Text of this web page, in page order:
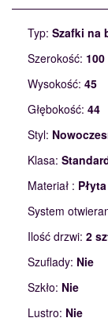
Typ: Szafki na
Szerokość: 100
Wysokość: 45
Głębokość: 44
Styl:
Klasa:
Materiał :
System
Ilość drzwi: 2
Szuflady: Nie
Szkło: Nie
Lustro: Nie